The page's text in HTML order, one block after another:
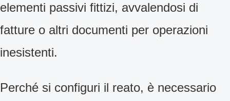
elementi passivi fittizi, avvalendosi di
fatture o altri documenti per operazioni
inesistenti.
Perché si configuri il reato, è necessario